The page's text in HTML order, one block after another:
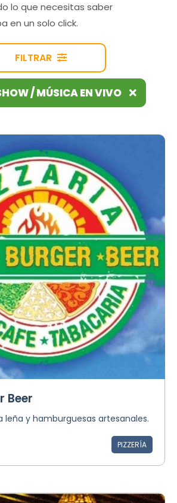
lo que necesitas saber
en un solo click.
FILTRAR
/ MÚSICA EN VIVO
Beer
leña y hamburguesas artesanales.
PIZZERÍA